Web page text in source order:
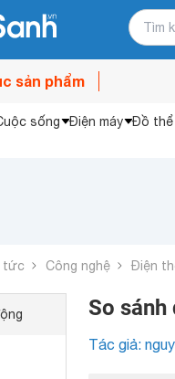
sản phẩm
sống Điện máy Đồ thể
tức Công nghệ Điện
So
Tác giả: